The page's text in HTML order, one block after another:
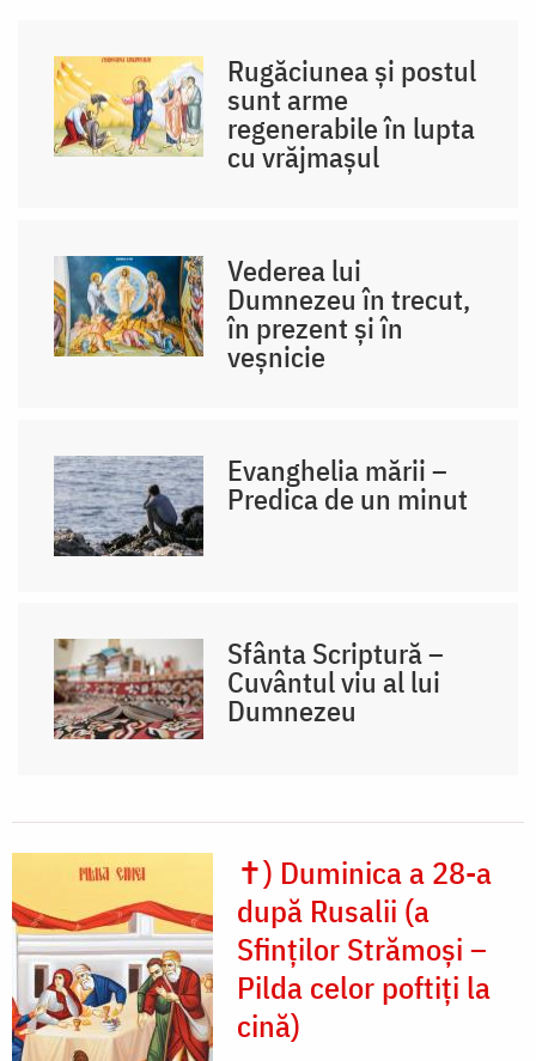
Rugăciunea și postul
sunt arme
regenerabile în lupta
cu vrăjmașul
Vederea lui
Dumnezeu în trecut,
în prezent și în
veșnicie
Evanghelia mării –
Predica de un minut
Sfânta Scriptură –
Cuvântul viu al lui
Dumnezeu
✝) Duminica a 28-a
după Rusalii (a
Sfinților Strămoși –
Pilda celor poftiți la
cină)